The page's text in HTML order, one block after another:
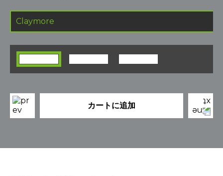
Claymore
カートに追加